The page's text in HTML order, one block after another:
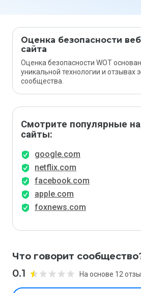
Оценка безопасности
сайта
Оценка безопасности WOT
уникальной технологии и отзывах
сообщества.
Смотрите популярные
сайты:
google.com
netflix.com
facebook.com
apple.com
foxnews.com
Что говорит
0.1 На основе 12